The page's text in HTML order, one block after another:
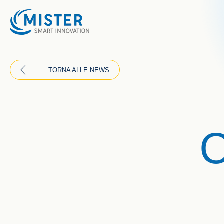
TORNA ALLE NEWS